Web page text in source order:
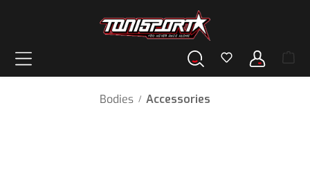
Bodies / Accessories